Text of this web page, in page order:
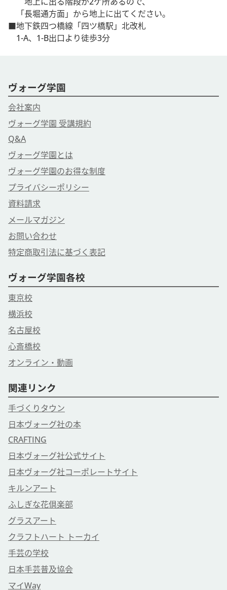
「長堀通方面」から地上に出てください。
■地下鉄四つ橋線「四ツ橋駅」北改札
1-A、1-B出口より徒歩3分
ヴォーグ学園
会社案内
ヴォーグ学園 受講規約
Q&A
ヴォーグ学園とは
ヴォーグ学園のお得な制度
プライバシーポリシー
資料請求
メールマガジン
お問い合わせ
特定商取引法に基づく表記
ヴォーグ学園各校
東京校
横浜校
名古屋校
心斎橋校
オンライン・動画
関連リンク
手づくりタウン
日本ヴォーグ社の本
CRAFTING
日本ヴォーグ社公式サイト
日本ヴォーグ社コーポレートサイト
キルンアート
ふしぎな花倶楽部
グラスアート
クラフトハート トーカイ
手芸の学校
日本手芸普及協会
マイWay